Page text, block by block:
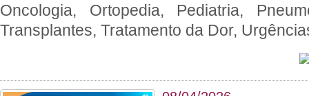
Oncologia, Ortopedia, Pediatria,
Transplantes, Tratamento da Dor,